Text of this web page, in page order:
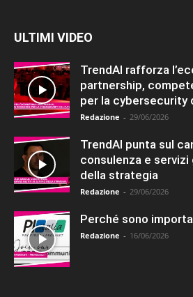
ULTIMI VIDEO
TrendAI rafforza
partnership,
per la cybersecurity
Redazione - 29/06/2026
TrendAI punta sul
consulenza e
della strategia
Redazione - 29/06/2026
Perché sono
Redazione - 16/06/2026